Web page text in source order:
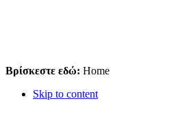
Βρίσκεστε εδώ: Home
Skip to content